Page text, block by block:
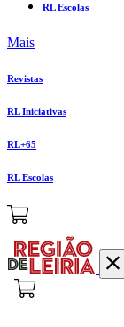
RL Escolas
Mais
Revistas
RL Iniciativas
RL+65
RL Escolas